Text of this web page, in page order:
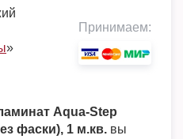
»
Принимаем:
Aqua-Step
фаски), 1 м.кв. вы